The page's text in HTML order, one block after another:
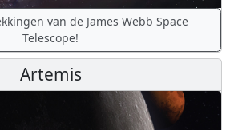
van de James Webb Space
Telescope!
Artemis